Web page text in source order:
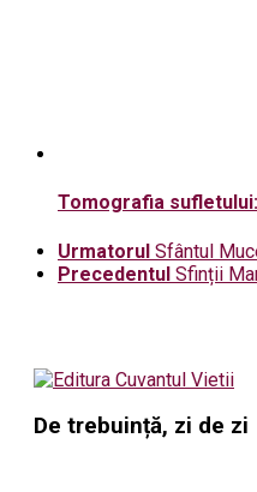
Tomografia
Urmatorul Sfântul
Precedentul Sfinții
De trebuință, zi de zi